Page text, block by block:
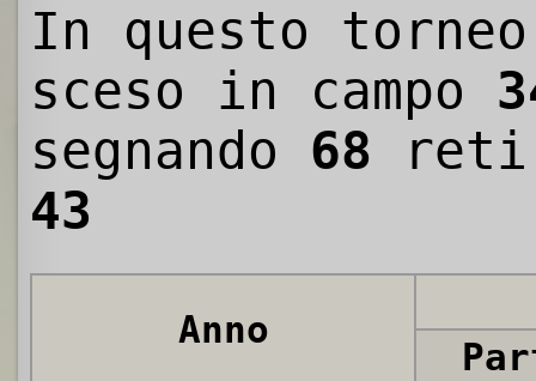
In questo
sceso in campo
segnando 68 reti
43
Anno